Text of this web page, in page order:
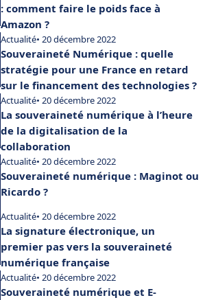
: comment faire le poids face à
Amazon ?
Actualité• 20 décembre 2022
Souveraineté Numérique : quelle
stratégie pour une France en retard
sur le financement des technologies ?
Actualité• 20 décembre 2022
La souveraineté numérique à l’heure
de la digitalisation de la
collaboration
Actualité• 20 décembre 2022
Souveraineté numérique : Maginot ou
Ricardo ?
Actualité• 20 décembre 2022
La signature électronique, un
premier pas vers la souveraineté
numérique française
Actualité• 20 décembre 2022
Souveraineté numérique et E-